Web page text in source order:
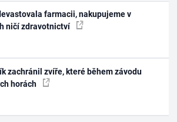
farmacii, nakupujeme v
ničí zdravotnictví
zachránil zvíře, které během závodu
horách